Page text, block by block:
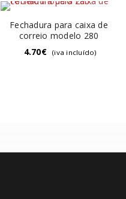
Fechadura para caixa de
correio modelo 280
4.70€ (iva incluído)